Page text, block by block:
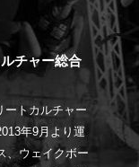
チャー総合
ートカルチャー
年9月より運
、ウェイクボー